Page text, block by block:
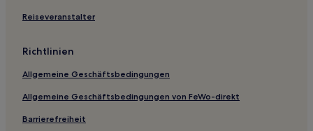
Reiseveranstalter
Richtlinien
Allgemeine Geschäftsbedingungen
Allgemeine Geschäftsbedingungen von FeWo-direkt
Barrierefreiheit